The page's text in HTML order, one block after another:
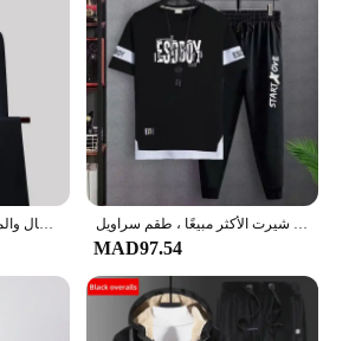
بدلة رسمية ضيقة أحادية اللون للرجال ، بدلة رسمية غير رسمية ، فستان زفاف العريس ، بوتيك حفلة موسيقية وحفلات ، الأعمال والمكاتب ، السترة والسراويل ، سراويل رياضية للرجال غير رسمية للياقة البدنية والركض ، تي شيرت صيفي للصالة الرياضية ، أزياء الهيب هوب ، تي شيرت الأكثر مبيعًا ، طقم سراويل
MAD97.54